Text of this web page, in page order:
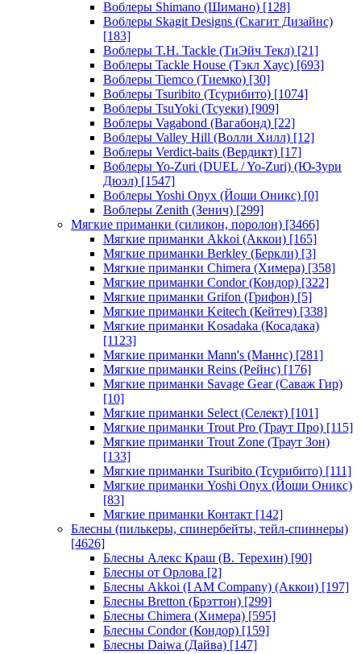
Воблеры Shimano (Шимано) [128]
Воблеры Skagit Designs (Скагит Дизайнс)
[183]
Воблеры T.H. Tackle (ТиЭйч Текл) [21]
Воблеры Tackle House (Тэкл Хаус) [693]
Воблеры Tiemco (Тиемко) [30]
Воблеры Tsuribito (Тсурибито) [1074]
Воблеры TsuYoki (Тсуеки) [909]
Воблеры Vagabond (Вагабонд) [22]
Воблеры Valley Hill (Волли Хилл) [12]
Воблеры Verdict-baits (Вердикт) [17]
Воблеры Yo-Zuri (DUEL / Yo-Zuri) (Ю-Зури
Дюэл) [1547]
Воблеры Yoshi Onyx (Йоши Оникс) [0]
Воблеры Zenith (Зенич) [299]
Мягкие приманки (силикон, поролон) [3466]
Мягкие приманки Akkoi (Аккои) [165]
Мягкие приманки Berkley (Беркли) [3]
Мягкие приманки Chimera (Химера) [358]
Мягкие приманки Condor (Кондор) [322]
Мягкие приманки Grifon (Грифон) [5]
Мягкие приманки Keitech (Кейтеч) [338]
Мягкие приманки Kosadaka (Косадака)
[1123]
Мягкие приманки Mann's (Маннс) [281]
Мягкие приманки Reins (Рейнс) [176]
Мягкие приманки Savage Gear (Саваж Гир)
[10]
Мягкие приманки Select (Селект) [101]
Мягкие приманки Trout Pro (Траут Про) [115]
Мягкие приманки Trout Zone (Траут Зон)
[133]
Мягкие приманки Tsuribito (Тсурибито) [111]
Мягкие приманки Yoshi Onyx (Йоши Оникс)
[83]
Мягкие приманки Контакт [142]
Блесны (пилькеры, спинербейты, тейл-спиннеры)
[4626]
Блесны Алекс Краш (В. Терехин) [90]
Блесны от Орлова [2]
Блесны Akkoi (I AM Company) (Аккои) [197]
Блесны Bretton (Брэттон) [299]
Блесны Chimera (Химера) [595]
Блесны Condor (Кондор) [159]
Блесны Daiwa (Дайва) [147]